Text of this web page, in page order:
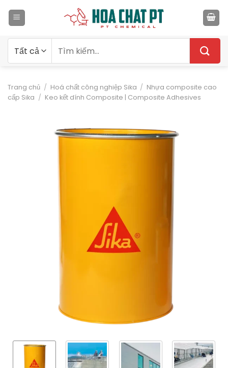
qua
kiếm:
Trang chủ / Hoá chất công nghiệp Sika / Nhựa composite cao
cấp Sika / Keo kết dính Composite | Composite Adhesives